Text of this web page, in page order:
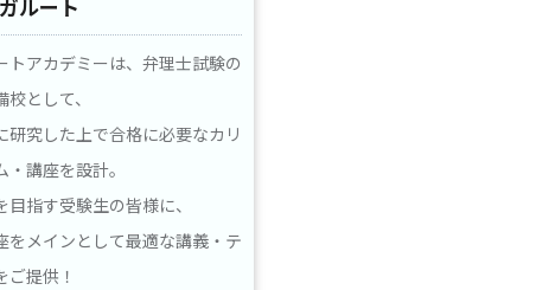
ルート
トアカデミーは、弁理士試験の
として、
研究した上で合格に必要なカリ
・講座を設計。
目指す受験生の皆様に、
をメインとして最適な講義・テ
ご提供！